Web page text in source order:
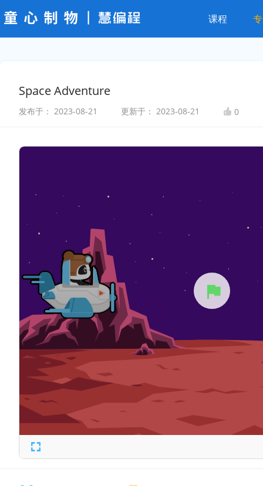
课程
Space Adventure
发布于： 2023-08-21 更新于： 2023-08-21 0